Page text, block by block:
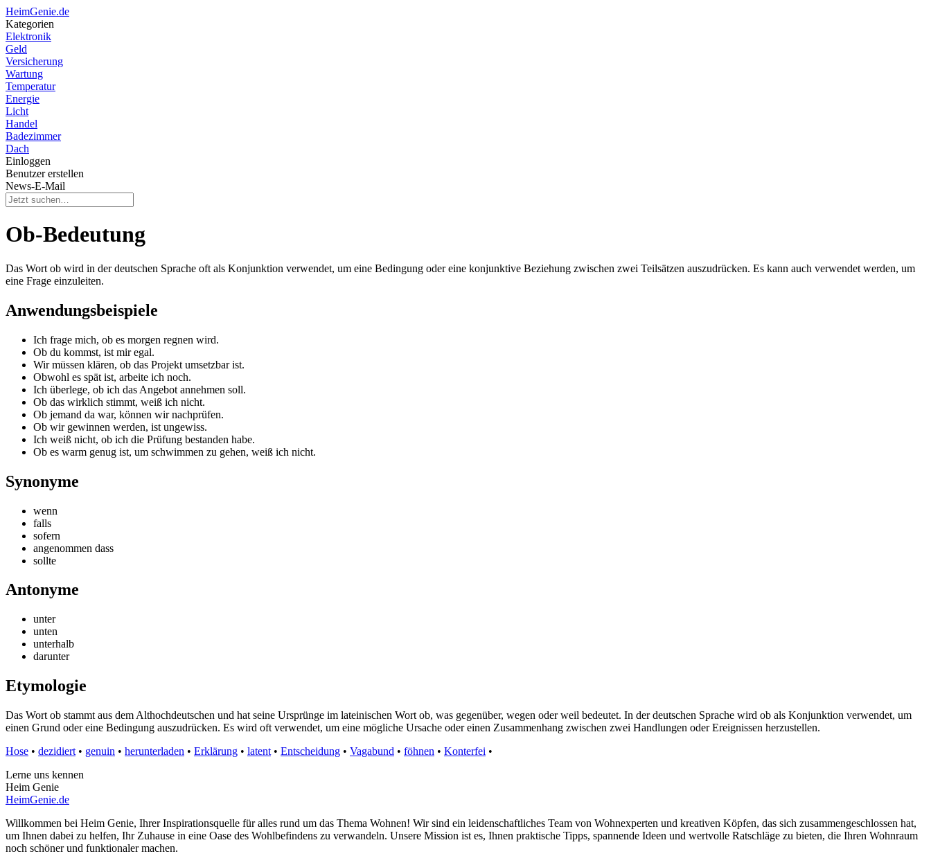
HeimGenie.de
Kategorien
Elektronik
Geld
Versicherung
Wartung
Temperatur
Energie
Licht
Handel
Badezimmer
Dach
Einloggen
Benutzer erstellen
News-E-Mail
Ob-Bedeutung
Das Wort ob wird in der deutschen Sprache oft als Konjunktion verwendet, um eine Bedingung oder eine konjunktive Beziehung zwischen zwei Teilsätzen auszudrücken. Es kann auch verwendet werden, um
eine Frage einzuleiten.
Anwendungsbeispiele
Ich frage mich, ob es morgen regnen wird.
Ob du kommst, ist mir egal.
Wir müssen klären, ob das Projekt umsetzbar ist.
Obwohl es spät ist, arbeite ich noch.
Ich überlege, ob ich das Angebot annehmen soll.
Ob das wirklich stimmt, weiß ich nicht.
Ob jemand da war, können wir nachprüfen.
Ob wir gewinnen werden, ist ungewiss.
Ich weiß nicht, ob ich die Prüfung bestanden habe.
Ob es warm genug ist, um schwimmen zu gehen, weiß ich nicht.
Synonyme
wenn
falls
sofern
angenommen dass
sollte
Antonyme
unter
unten
unterhalb
darunter
Etymologie
Das Wort ob stammt aus dem Althochdeutschen und hat seine Ursprünge im lateinischen Wort ob, was gegenüber, wegen oder weil bedeutet. In der deutschen Sprache wird ob als Konjunktion verwendet, um
einen Grund oder eine Bedingung auszudrücken. Es wird oft verwendet, um eine mögliche Ursache oder einen Zusammenhang zwischen zwei Handlungen oder Ereignissen herzustellen.
Hose • dezidiert • genuin • herunterladen • Erklärung • latent • Entscheidung • Vagabund • föhnen • Konterfei •
Lerne uns kennen
Heim Genie
HeimGenie.de
Willkommen bei Heim Genie, Ihrer Inspirationsquelle für alles rund um das Thema Wohnen! Wir sind ein leidenschaftliches Team von Wohnexperten und kreativen Köpfen, das sich zusammengeschlossen hat,
um Ihnen dabei zu helfen, Ihr Zuhause in eine Oase des Wohlbefindens zu verwandeln. Unsere Mission ist es, Ihnen praktische Tipps, spannende Ideen und wertvolle Ratschläge zu bieten, die Ihren Wohnraum
noch schöner und funktionaler machen.